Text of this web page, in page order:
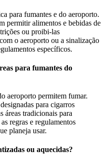
para fumantes e do aeroporto.
permitir alimentos e bebidas de
ou proibi-las
o aeroporto ou a sinalização
específicos.
para fumantes do
aeroporto permitem fumar.
para cigarros
áreas tradicionais para
regras e regulamentos
planeja usar.
ou aquecidas?